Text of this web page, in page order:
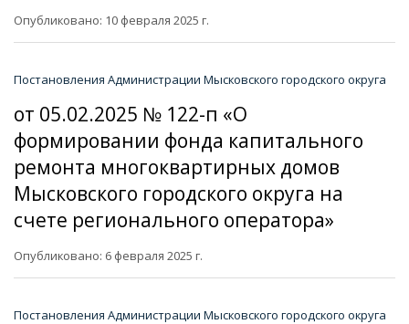
Опубликовано: 10 февраля 2025 г.
Постановления Администрации Мысковского городского округа
от 05.02.2025 № 122-п «О
формировании фонда капитального
ремонта многоквартирных домов
Мысковского городского округа на
счете регионального оператора»
Опубликовано: 6 февраля 2025 г.
Постановления Администрации Мысковского городского округа